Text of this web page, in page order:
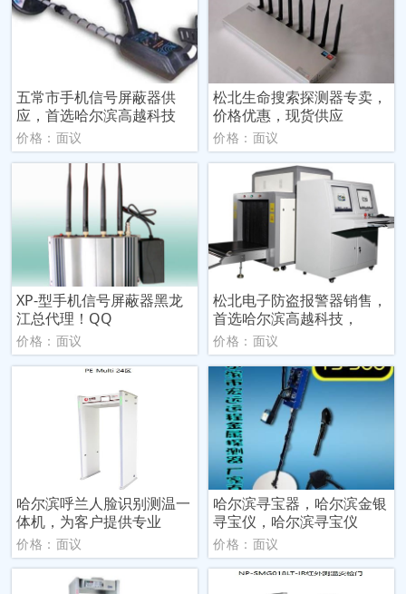
五常市手机信号屏蔽器供
应，首选哈尔滨高越科技
价格：面议
松北生命搜索探测器专卖，
价格优惠，现货供应
价格：面议
XP-型手机信号屏蔽器黑龙
江总代理！QQ
价格：面议
松北电子防盗报警器销售，
首选哈尔滨高越科技，
价格：面议
哈尔滨呼兰人脸识别测温一
体机，为客户提供专业
价格：面议
哈尔滨寻宝器，哈尔滨金银
寻宝仪，哈尔滨寻宝仪
价格：面议